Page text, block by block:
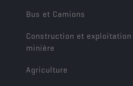
Bus et Camions
Construction et exploitation
minière
Agriculture